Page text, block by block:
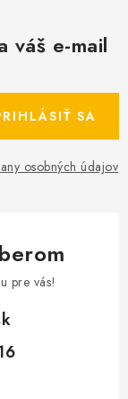
váš e-mail
osobných údajov
SA
pre vás!